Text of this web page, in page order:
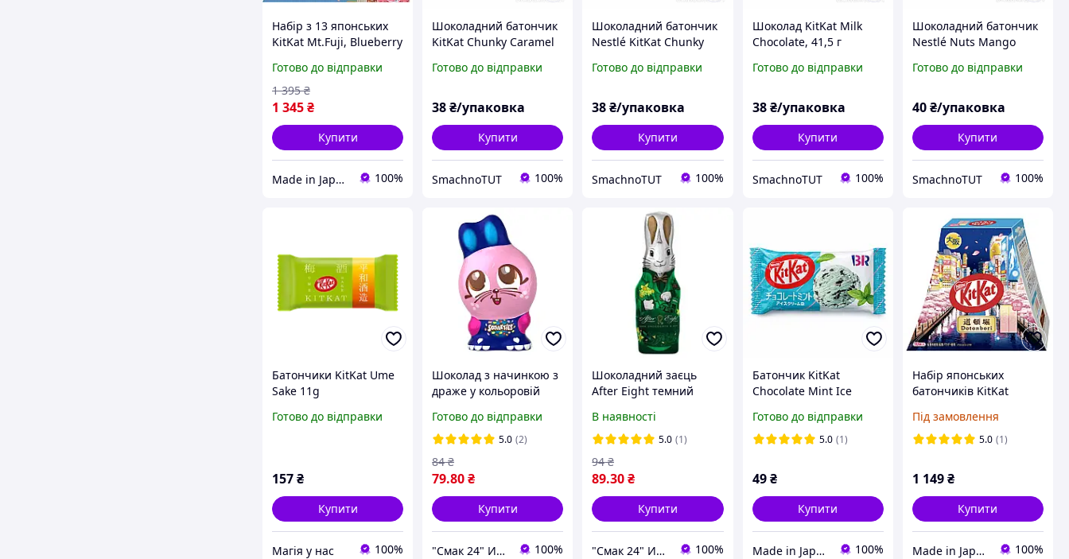
Набір з 13 японських
KitKat Mt.Fuji, Blueberry
(чорничний чізкейк)
Готово до відправки
1 345₴
1 395 ₴
Купити
Made in Japan UA 100%
Шоколадний батончик
KitKat Chunky Caramel
Готово до відправки
38₴/упаковка
Купити
SmachnoTUT 100%
Шоколадний батончик
Nestlé KitKat Chunky
Готово до відправки
38₴/упаковка
Купити
SmachnoTUT 100%
Шоколад KitKat Milk
Chocolate, 41,5 г
Готово до відправки
38 ₴/упаковка
Купити
SmachnoTUT 100%
Шоколадний батончик
Nestlé Nuts Mango
та смаком манго, 42 г
Готово до відправки
40₴/упаковка
Купити
SmachnoTUT 100%
Батончики KitKat Ume
Sake 11g
Готово до відправки
157₴
Купити
Магія у нас 100%
Шоколад з начинкою з
драже у кольоровій
85 г Швейцарія
Готово до відправки
5.0 (2)
79.80₴
84 ₴
Купити
"Смак 24" Интернет-магазин 100%
Шоколадний заєць
After Eight темний
85 г Швейцарія
В наявності
5.0 (1)
89.30₴
94 ₴
Купити
"Смак 24" Интернет-магазин 100%
Батончик KitKat
Сhocolate Mint Ice
шоколадно-м'ятного
морозива, співпраця
Готово до відправки
5.0 (1)
49 ₴
Купити
Made in Japan UA 100%
Набір японських
батончиків KitKat
(лімітована серія з
Осаки), 10 шт.
Під замовлення
5.0 (1)
1 149₴
Купити
Made in Japan UA 100%